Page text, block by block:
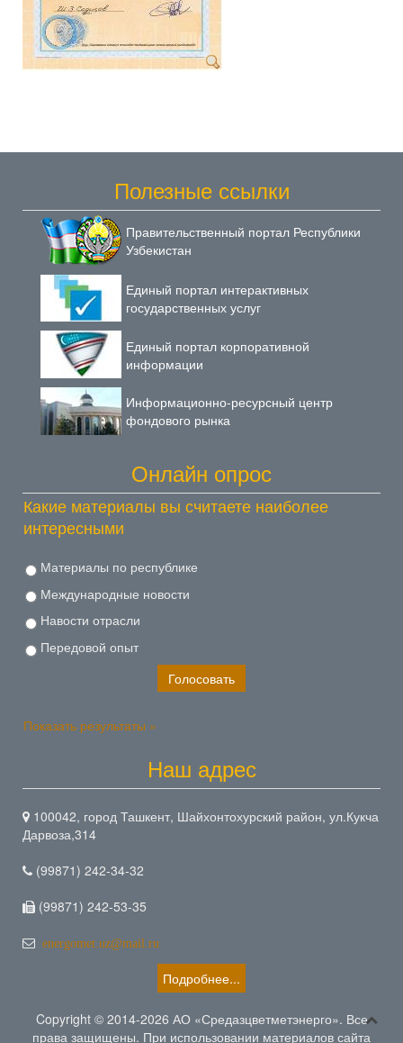
Полезные ссылки
Правительственный портал Республики
Узбекистан
Единый портал интерактивных
государственных услуг
Единый портал корпоративной
информации
Информационно-ресурсный центр
фондового рынка
Онлайн опрос
Какие материалы вы считаете наиболее
интересными
Материалы по республике
Международные новости
Навости отрасли
Передовой опыт
Показать результаты »
Наш адрес
100042, город Ташкент, Шайхонтохурский район, ул.Кукча
Дарвоза,314
(99871) 242-34-32
(99871) 242-53-35
energomet.uz@mail.ru
Подробнее...
Copyright © 2014-2026 АО «Средазцветметэнерго». Все
права защищены. При использовании материалов сайта